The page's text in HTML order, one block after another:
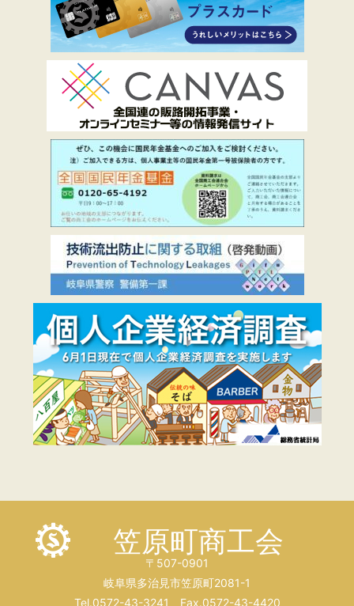
笠原町商工会
〒507-0901
岐阜県多治見市笠原町2081-1
Tel.0572-43-3241 Fax.0572-43-4420